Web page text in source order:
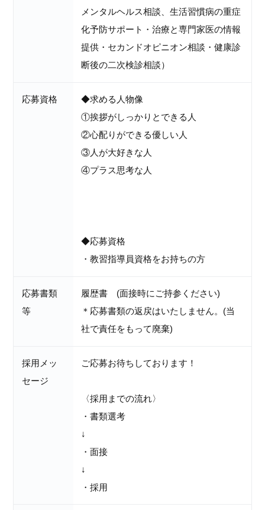
メンタルヘルス相談、生活習慣病の重症
化予防サポート・治療と専門家医の情報
提供・セカンドオピニオン相談・健康診
断後の二次検診相談）
応募資格
◆求める人物像
①挨拶がしっかりとできる人
②心配りができる優しい人
③人が大好きな人
④プラス思考な人
◆応募資格
・教習指導員資格をお持ちの方
応募書類
等
履歴書 (面接時にご持参ください)
＊応募書類の返戻はいたしません。(当
社で責任をもって廃棄)
採用メッ
セージ
ご応募お待ちしております！
〈採用までの流れ〉
・書類選考
↓
・面接
↓
・採用